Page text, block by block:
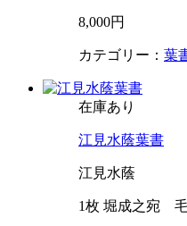
8,000円
カテゴリー： 葉
在庫あり
江見水蔭葉書
江見水蔭
1枚 堀成之宛